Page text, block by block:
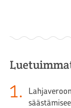
1.